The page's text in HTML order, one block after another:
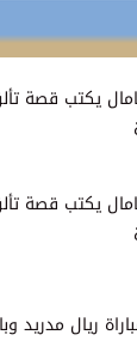
يكتب قصة
يكتب قصة
ريال مدريد